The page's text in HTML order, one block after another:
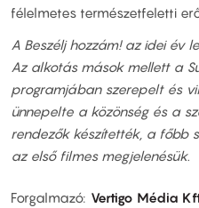
félelmetes természetfeletti
A Beszélj hozzám! az idei év
Az alkotás mások mellett a
programjában szerepelt és
ünnepelte a közönség és a
rendezők készítették, a főbb
az első filmes megjelenésük.
Forgalmazó Vertigo Média